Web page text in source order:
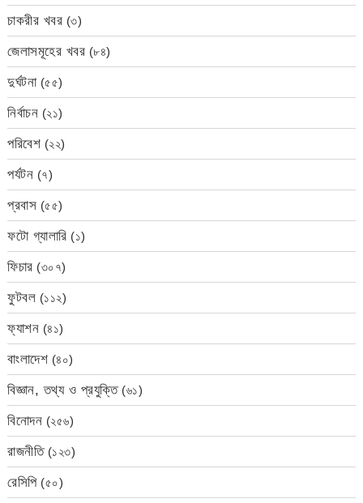
চাকরীর খবর (৩)
জেলাসমূহের খবর (৮৪)
দুর্ঘটনা(৫৫)
নির্বাচন (২১)
পরিবেশ (২২)
পর্যটন (৭)
প্রবাস (৫৫)
ফটো গ্যালারি (১)
ফিচার (৩০৭)
ফুটবল (১১২)
ফ্যাশন (৪১)
বাংলাদেশ (৪০)
বিজ্ঞান, তথ্য ও প্রযুক্তি(৬১)
বিনোদন (২৫৬)
রাজনীতি(১২৩)
রেসিপি(৫০)